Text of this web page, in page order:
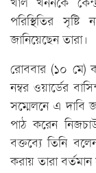
পরিস্থিতির
জানিয়েছেন তারা।
রোববার (১০ মে)
নম্বর ওয়ার্ডের
সম্মেলনে এ দাবি
পাঠ করেন
বক্তব্যে তিনি
করায় তারা